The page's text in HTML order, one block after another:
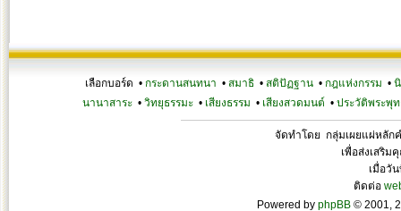
เลือกบอร์ด • กระดานสนทนา • สมาธิ • สติปัฏฐาน • กฎแห่งกรรม •
นานาสาระ• วิทยุธรรมะ• เสียงธรรม • เสียงสวดมนต์ • ประวัติพระพุท
จัดทำโดย กลุ่มเผยแผ่หลัก
เพื่อส่งเสริม
เมื่อวั
ติดต่อ
Powered by phpBB © 2001,